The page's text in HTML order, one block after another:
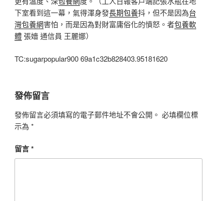
下室看到這一幕，氣得渾身發長期包養抖，但不是因為台
灣包養網害怕，而是因為對財富庸俗化的憤怒。者包養軟
體 張嬙 通信員 王麗娜）
TC:sugarpopular900 69a1c32b828403.95181620
發佈留言
發佈留言必須填寫的電子郵件地址不會公開。 必填欄位標
示為 *
留言*